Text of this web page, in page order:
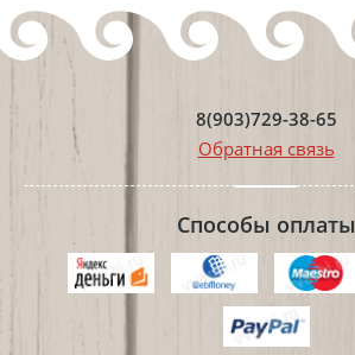
8(903)729-38-65
Обратная связь
Способы оплаты